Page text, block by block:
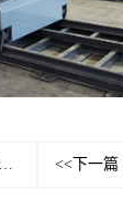
<<下一篇